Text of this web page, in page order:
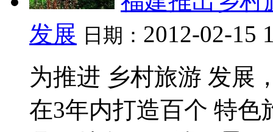
发展 日期： 2012-02-15
为推进 乡村旅游 发展
在3年内打造百个 特色